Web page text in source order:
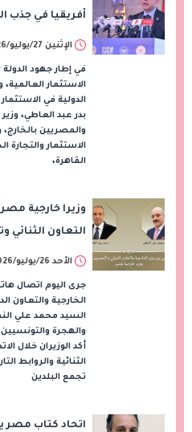
أفريقيا في جذب
الإثنين 27/يوليو/2026 - 04:17 م
في إطار جهود
الاستثمار
الدولية في
بدر عبد العاطي، وزير
والمصريين بالخارج،
القاهرة،
وزيرا خارجية
التعاون
تطورات المنطقة
الأحد 26/يوليو/2026 - 01:49 م
جرى اليوم اتصال
الخارجية والتعاون
السيد محمد علي
والهجرة
أكد الوزيران خلال
الثنائية والروابط
تجمع البلدين
اتحاد كتاب مصر